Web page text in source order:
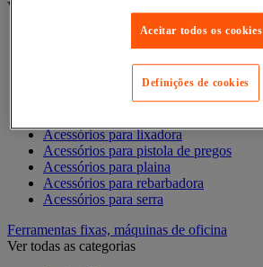
Ver todas as categorias
Acesórios para berbequim
Acessórios para berbequim
Acessórios para cortador-lixador
Acessórios para Dremel
Acessórios para Ferramentas Elétricas
Acessórios para lixadora
Acessórios para pistola de pregos
Acessórios para plaina
Acessórios para rebarbadora
Acessórios para serra
Ferramentas fixas, máquinas de oficina
Ver todas as categorias
Aceitar todos os cookies
Definições de cookies